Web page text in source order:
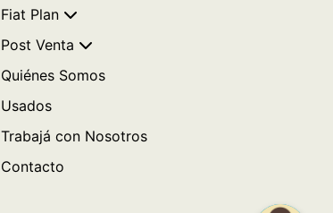
Fiat Plan
Post Venta
Quiénes Somos
Usados
Trabajá con Nosotros
Contacto